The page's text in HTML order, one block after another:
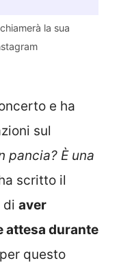
la sua
e ha
sul
pancia? È una
scritto il
di aver
attesa durante
questo